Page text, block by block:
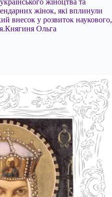
жіноцтва та
жінок, які вплинули
внесок у розвиток наукового,
Ольга